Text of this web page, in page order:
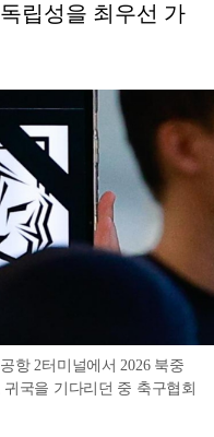
립성을 최우선 가
항 2터미널에서 2026 북중
국을 기다리던 중 축구협회